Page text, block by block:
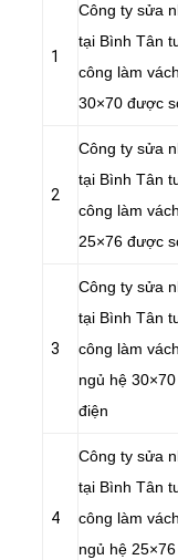
1
Công ty sửa
tại Bình Tân
công làm
30×70 được
2
Công ty sửa
tại Bình Tân
công làm
25×76 được
3
Công ty sửa
tại Bình Tân
công làm
ngủ hệ
điện
4
Công ty sửa
tại Bình Tân
công làm
ngủ hệ